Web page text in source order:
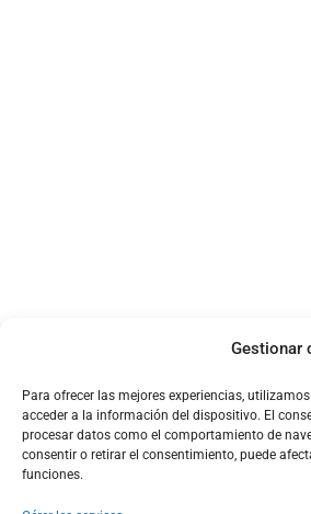
Gestionar
Para ofrecer las mejores experiencias,
acceder a la información del dispositivo. El
procesar datos como el comportamiento de
consentir o retirar el consentimiento, puede
funciones.